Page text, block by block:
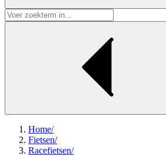
Home/
Fietsen/
Racefietsen/